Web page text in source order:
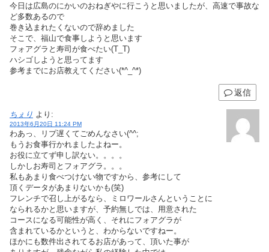
今日は広島のにかいのおねぎやに行こうと思いましたが、高速で事故な
ど多数あるので
巻き込まれたくないので辞めました
そこで、福山で食事しようと思います
フォアグラと寿司が食べたい(T_T)
ハシゴしようと思ってます
参考までにお店教えてください(*^_^*)
返信
ちぇり より:
2013年6月20日 11:24 PM
わあっ、リプ遅くてごめんなさい(^^;
もうお食事行かれましたよねー。
お役に立てず申し訳ない。。。。
しかしお寿司とフォアグラ。。。
私もあまり食べつけない物ですから、参考にして
頂くデータがあまりないかも(笑)
フレンチで召し上がるなら、ミロワールさんということに
なられるかと思いますが、予約無しでは、用意された
コースになる可能性が高く、それにフォアグラが
含まれているかというと、わからないですねー。
ほかにも数件出されてるお店があって、頂いた事が